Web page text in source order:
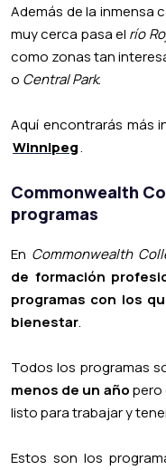
Además de la inmensa
muy cerca pasa el río
como zonas tan
o Central Park.
Aquí encontrarás más
Winnipeg.
Commonwealth
programas
En Commonwealth
de formación
programas con los
bienestar.
Todos los programas
menos de un añopero
listo para trabajar y
Estos son los